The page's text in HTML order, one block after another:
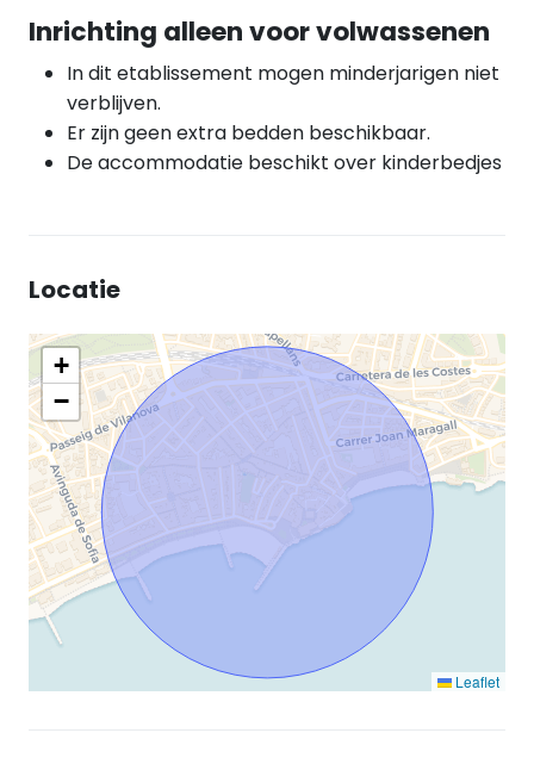
Inrichting alleen voor volwassenen
In dit etablissement mogen minderjarigen niet
verblijven.
Er zijn geen extra bedden beschikbaar.
De accommodatie beschikt over kinderbedjes
Locatie
+
−
Leaflet